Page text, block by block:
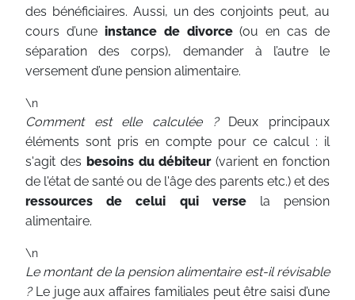
des bénéficiaires. Aussi, un des conjoints peut, au
cours d’une instance de divorce(ou en cas de
séparation des corps), demander à l’autre le
versement d’une pension alimentaire.
\n
Comment est elle calculée ?Deux principaux
éléments sont pris en compte pour ce calcul : il
s'agit des besoins du débiteur(varient en fonction
de l'état de santé ou de l'âge des parents etc.) et des
ressources de celui qui versela pension
alimentaire.
\n
Le montant de la pension alimentaire est-il révisable
?Le juge aux affaires familiales peut être saisi d’une